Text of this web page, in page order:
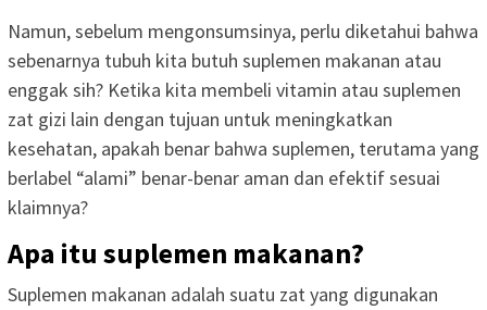
Namun, sebelum mengonsumsinya, perlu diketahui bahwa
sebenarnya tubuh kita butuh suplemen makanan atau
enggak sih? Ketika kita membeli vitamin atau suplemen
zat gizi lain dengan tujuan untuk meningkatkan
kesehatan, apakah benar bahwa suplemen, terutama yang
berlabel “alami” benar-benar aman dan efektif sesuai
klaimnya?
Apa itu suplemen makanan?
Suplemen makanan adalah suatu zat yang digunakan